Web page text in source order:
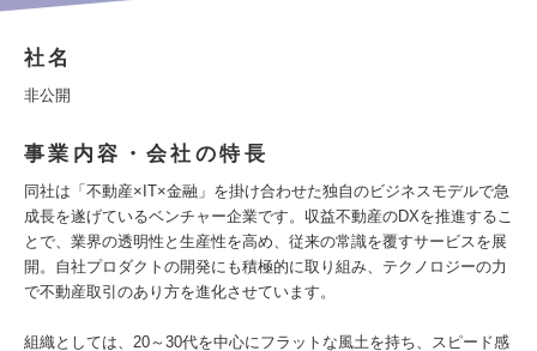
社名
非公開
事業内容・会社の特長
同社は「不動産×IT×金融」を掛け合わせた独自のビジネスモデルで急
成長を遂げているベンチャー企業です。収益不動産のDXを推進するこ
とで、業界の透明性と生産性を高め、従来の常識を覆すサービスを展
開。自社プロダクトの開発にも積極的に取り組み、テクノロジーの力
で不動産取引のあり方を進化させています。
組織としては、20～30代を中心にフラットな風土を持ち、スピード感